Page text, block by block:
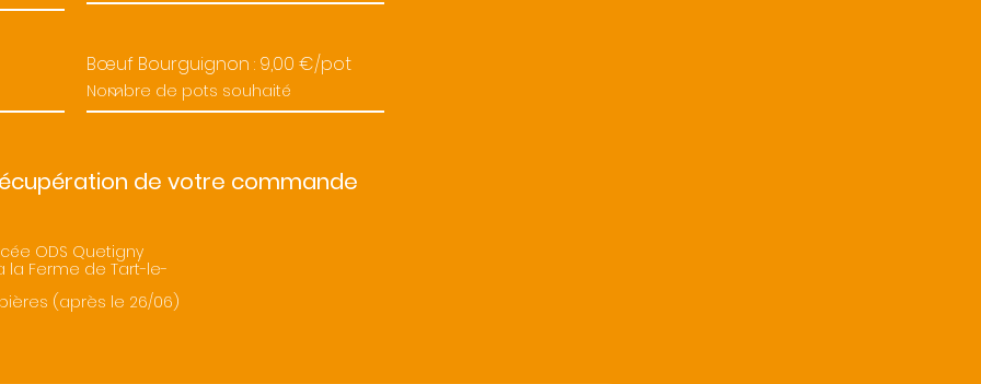
Bœuf Bourguignon : 9,00 €/pot
de votre commande
ODS Quetigny
la Ferme de Tart-le-
(après le 26/06)